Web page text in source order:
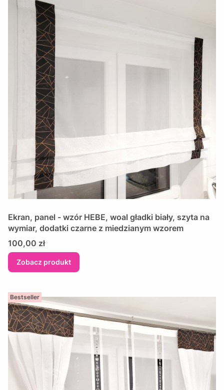
Ekran, panel - wzór HEBE, woal gładki biały, szyta na
wymiar, dodatki czarne z miedzianym wzorem
Cena
100,00 zł
Zobacz produkt
Bestseller